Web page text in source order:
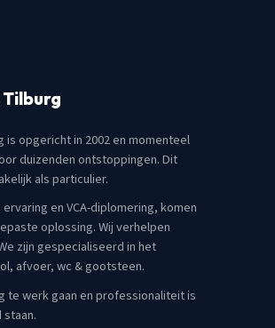
opgericht in 2002 en momenteel
duizenden ontstoppingen. Dit
als particulier.
en VCA-diplomering, komen
oplossing. Wij verhelpen
zijn gespecialiseerd in het
afvoer, wc & gootsteen.
te werk gaan en professionaliteit is